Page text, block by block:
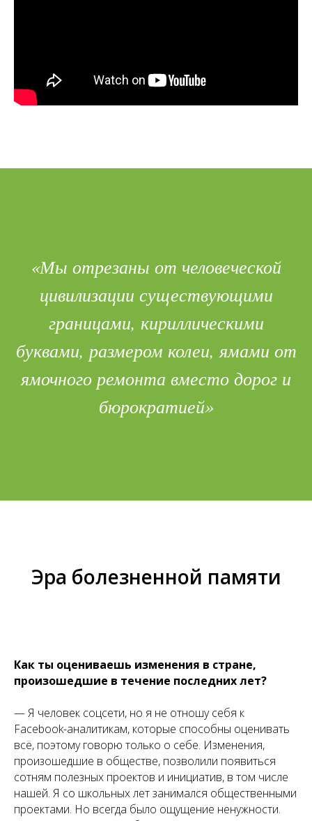
«Мы отрезаны от человеческой
цивилизации существующими
границами, кириллическими
буквами, размером колеи, ямами от
ямочного ремонта вместо дорог и
бюрократией»
Эра болезненной памяти
Как ты оцениваешь изменения в стране,
произошедшие в течение последних лет?
— Я человек соцсети, но я не отношу себя к
Facebook-аналитикам, которые способны оценивать
всё, поэтому говорю только о себе. Изменения,
произошедшие в обществе, позволили появиться
сотням полезных проектов и инициатив, в том числе
нашей. Я со школьных лет занимался общественными
проектами. Но всегда было ощущение ненужности.